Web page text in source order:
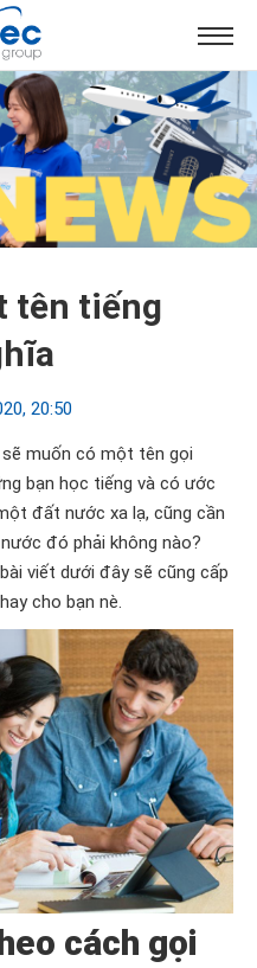
tên tiếng
20:50
muốn có một tên gọi
bạn học tiếng và có ước
đất nước xa lạ, cũng cần
đó phải không nào?
viết dưới đây sẽ cũng cấp
cho bạn nè.
cách gọi